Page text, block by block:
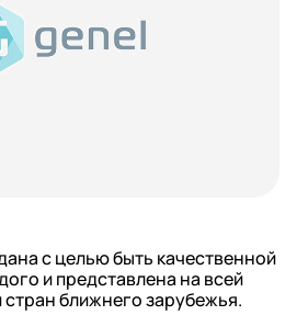
с целью быть качественной
и представлена на всей
ближнего зарубежья.